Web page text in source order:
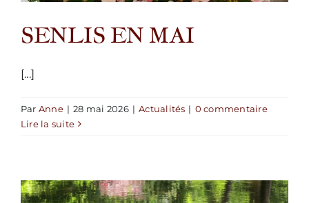
SENLIS EN MAI
[...]
Par Anne | 28 mai 2026 | Actualités | 0 commentaire
Lire la suite